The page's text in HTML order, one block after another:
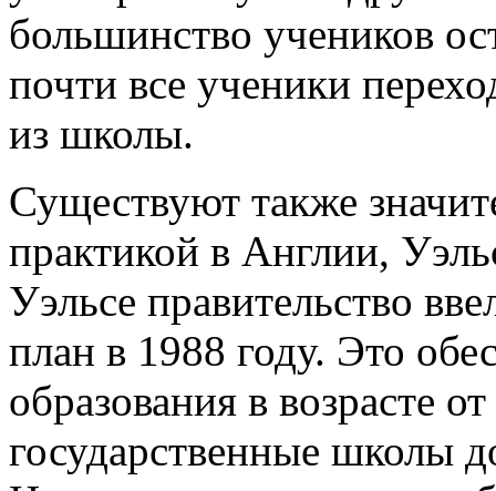
большинство учеников
почти все ученики
из школы.
Существуют также
практикой в ​​Англии,
Уэльсе правительство
план в 1988 году. Это
образования в возрасте
государственные школы